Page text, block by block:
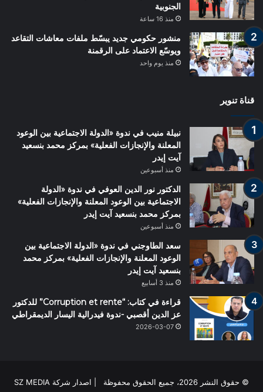
الجنوبية
منذ 16 ساعة
منشور حكومي جديد يبسّط ملفات معاشات التقاعد
ويوسّع الاعتماد على الرقمنة
منذ يوم واحد
قناة تنوير
نبيلة منيب في ندوة «الدولة الاجتماعية بين الوعود
المعلنة والإنجازات الفعلية» بمركز محمد بنسعيد
آيت إيدر
منذ أسبوعين
الدكتور نور الدين العوفي في ندوة «الدولة
الاجتماعية بين الوعود المعلنة والإنجازات الفعلية»
بمركز محمد بنسعيد آيت إيدر
منذ أسبوعين
سعد الطاوجني في ندوة «الدولة الاجتماعية بين
الوعود المعلنة والإنجازات الفعلية» بمركز محمد
بنسعيد آيت إيدر
منذ 3 أسابيع
قراءة في كتاب: “Corruption et rente” للدكتور
عز الدين أقصبي -ندوة فيدرالية اليسار الديمقراطي
2026-03-07
© حقوق النشر 2026، جميع الحقوق محفوظة | اصدار شركة SZ MEDIA